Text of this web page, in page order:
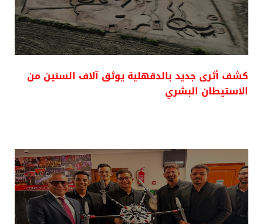
كشف أثرى جديد بالدقهلية يوثق آلاف السنين من
الاستيطان البشري